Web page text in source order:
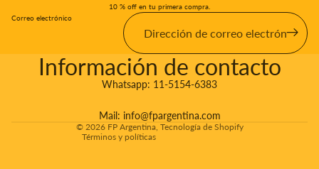
10 % off en tu primera compra.
Correo electrónico
Información de contacto
Whatsapp: 11-5154-6383
Mail: info@fpargentina.com
© 2026 FP Argentina, Tecnología de Shopify
Términos y políticas
Politicas de Envíos & Devoluciones